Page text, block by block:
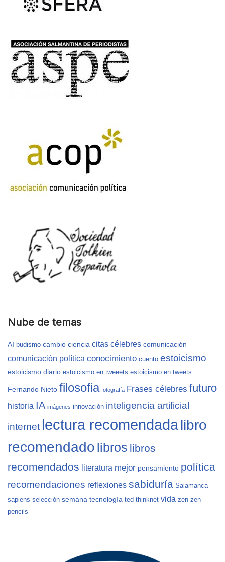
Nube de temas
AI budismo cambio ciencia citas célebres comunicación
comunicación política conocimiento cuento estoicismo
estoicismo diario estoicismo en tweeets estoicismo en tweets
Fernando Nieto filosofia fotografía Frases célebres futuro
historia IA imágenes innovación inteligencia artificial
internet lectura recomendadalibro
recomendado libros libros
recomendados literatura mejor pensamiento política
recomendaciones reflexiones sabiduría Salamanca
sapiens selección semana tecnología ted thinknet vida zen zen
pencils